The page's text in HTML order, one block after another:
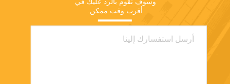
أقرب وقت ممكن.